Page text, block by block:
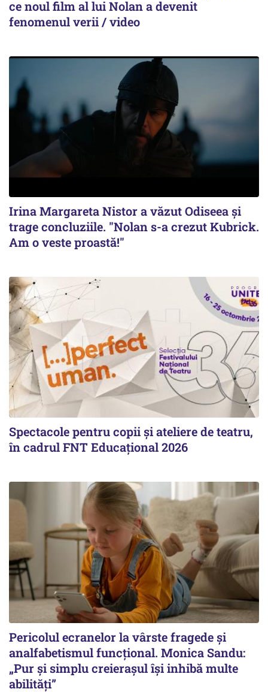
ce noul film al lui Nolan a devenit
fenomenul verii / video
Irina Margareta Nistor a văzut Odiseea şi
trage concluziile. "Nolan s-a crezut Kubrick.
Am o veste proastă!"
Spectacole pentru copii și ateliere de teatru,
în cadrul FNT Educațional 2026
Pericolul ecranelor la vârste fragede și
analfabetismul funcțional. Monica Sandu:
„Pur și simplu creierașul își inhibă multe
abilități”